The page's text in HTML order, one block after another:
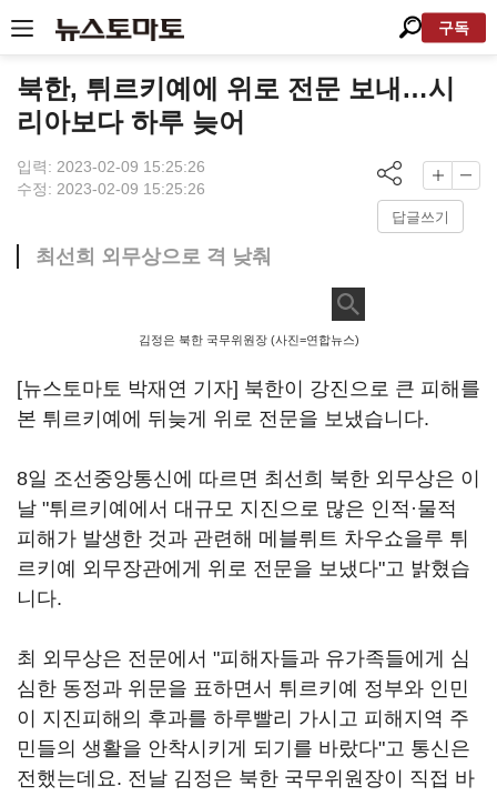
구독
북한, 튀르키예에 위로 전문 보내…시
리아보다 하루 늦어
입력: 2023-02-09 15:25:26
수정: 2023-02-09 15:25:26
답글쓰기
최선희 외무상으로 격 낮춰
김정은 북한 국무위원장 (사진=연합뉴스)
[뉴스토마토 박재연 기자] 북한이 강진으로 큰 피해를
본 튀르키예에 뒤늦게 위로 전문을 보냈습니다.
8일 조선중앙통신에 따르면 최선희 북한 외무상은 이
날 "튀르키예에서 대규모 지진으로 많은 인적·물적
피해가 발생한 것과 관련해 메블뤼트 차우쇼을루 튀
르키예 외무장관에게 위로 전문을 보냈다"고 밝혔습
니다.
최 외무상은 전문에서 "피해자들과 유가족들에게 심
심한 동정과 위문을 표하면서 튀르키예 정부와 인민
이 지진피해의 후과를 하루빨리 가시고 피해지역 주
민들의 생활을 안착시키게 되기를 바랐다"고 통신은
전했는데요. 전날 김정은 북한 국무위원장이 직접 바